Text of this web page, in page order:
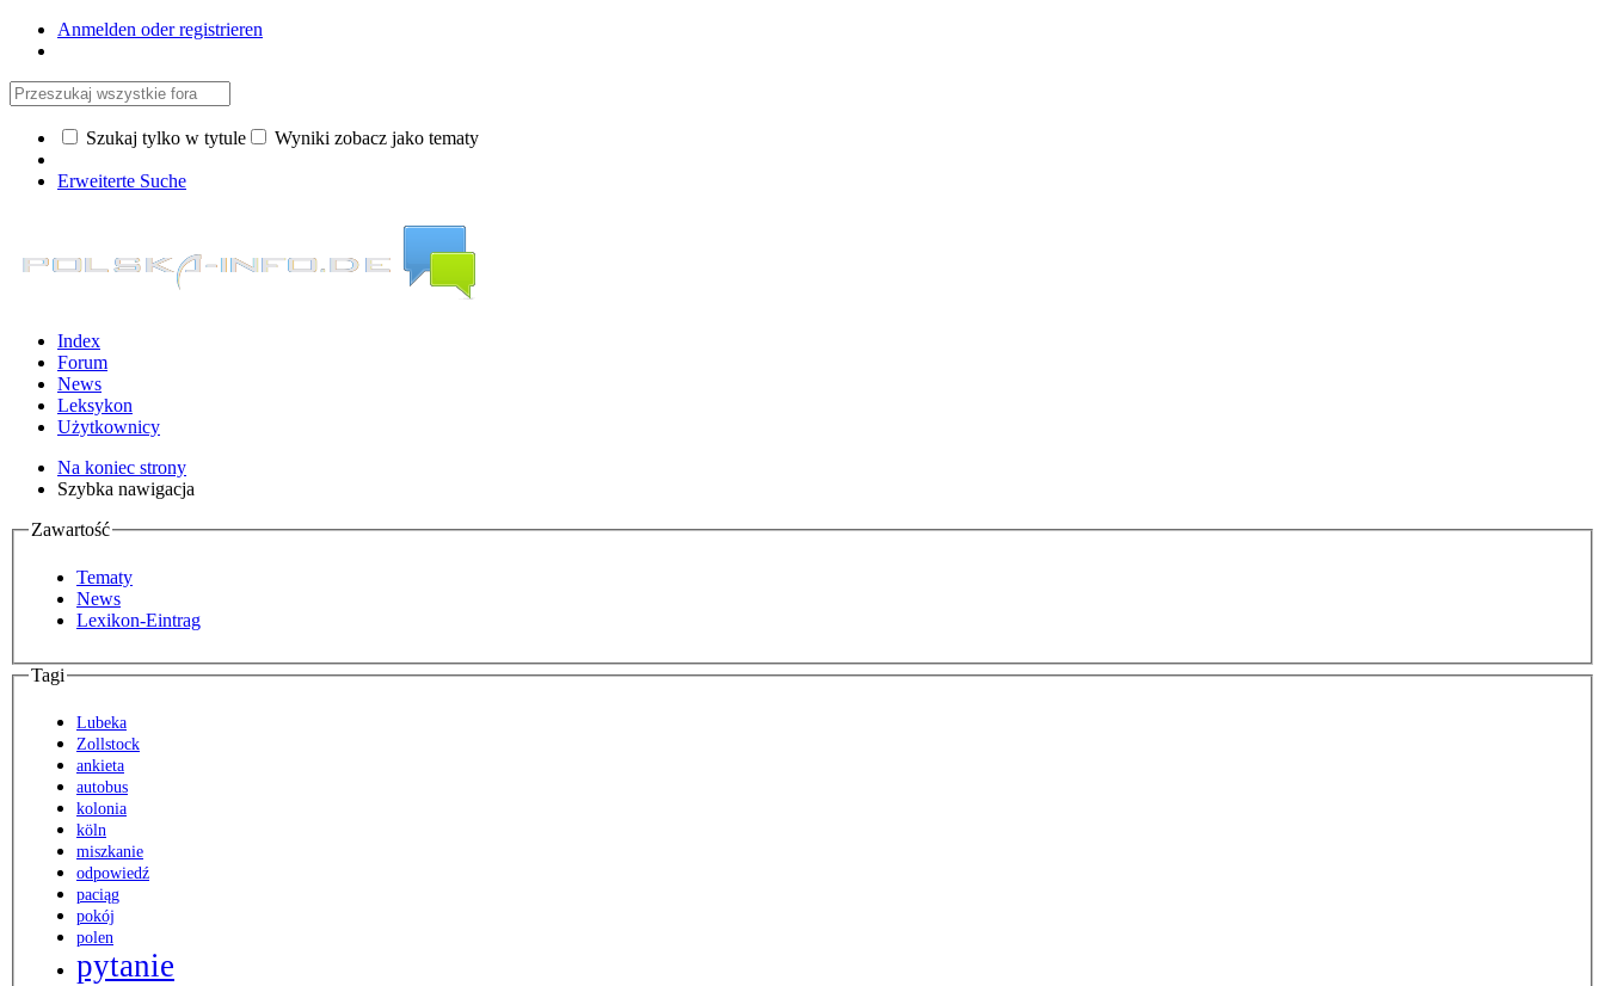
Anmelden oder registrieren
Szukaj tylko w tytule Wyniki zobacz jako tematy
Erweiterte Suche
Index
Forum
News
Leksykon
Użytkownicy
Na koniec strony
Szybka nawigacja
Zawartość
Tematy
News
Lexikon-Eintrag
Tagi
Lubeka
Zollstock
ankieta
autobus
kolonia
köln
miszkanie
odpowiedź
paciąg
pokój
polen
pytanie